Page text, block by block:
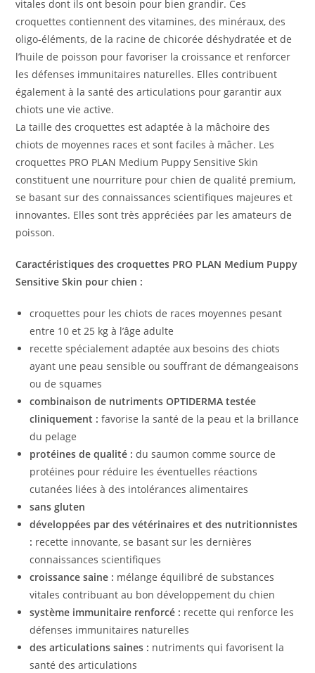
vitales dont ils ont besoin pour bien grandir. Ces
croquettes contiennent des vitamines, des minéraux, des
oligo-éléments, de la racine de chicorée déshydratée et de
l’huile de poisson pour favoriser la croissance et renforcer
les défenses immunitaires naturelles. Elles contribuent
également à la santé des articulations pour garantir aux
chiots une vie active.
La taille des croquettes est adaptée à la mâchoire des
chiots de moyennes races et sont faciles à mâcher. Les
croquettes PRO PLAN Medium Puppy Sensitive Skin
constituent une nourriture pour chien de qualité premium,
se basant sur des connaissances scientifiques majeures et
innovantes. Elles sont très appréciées par les amateurs de
poisson.
Caractéristiques des croquettes PRO PLAN Medium Puppy
Sensitive Skin pour chien :
croquettes pour les chiots de races moyennes pesant
entre 10 et 25 kg à l’âge adulte
recette spécialement adaptée aux besoins des chiots
ayant une peau sensible ou souffrant de démangeaisons
ou de squames
combinaison de nutriments OPTIDERMA testée
cliniquement : favorise la santé de la peau et la brillance
du pelage
protéines de qualité : du saumon comme source de
protéines pour réduire les éventuelles réactions
cutanées liées à des intolérances alimentaires
sans gluten
développées par des vétérinaires et des nutritionnistes
: recette innovante, se basant sur les dernières
connaissances scientifiques
croissance saine : mélange équilibré de substances
vitales contribuant au bon développement du chien
système immunitaire renforcé : recette qui renforce les
défenses immunitaires naturelles
des articulations saines : nutriments qui favorisent la
santé des articulations